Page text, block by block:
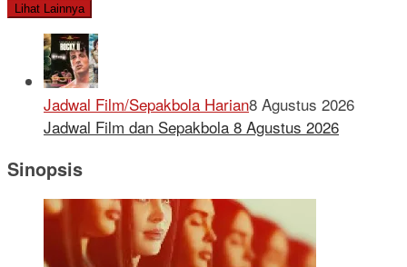
Lihat Lainnya
Jadwal Film/Sepakbola Harian8 Agustus 2026
Jadwal Film dan Sepakbola 8 Agustus 2026
Sinopsis